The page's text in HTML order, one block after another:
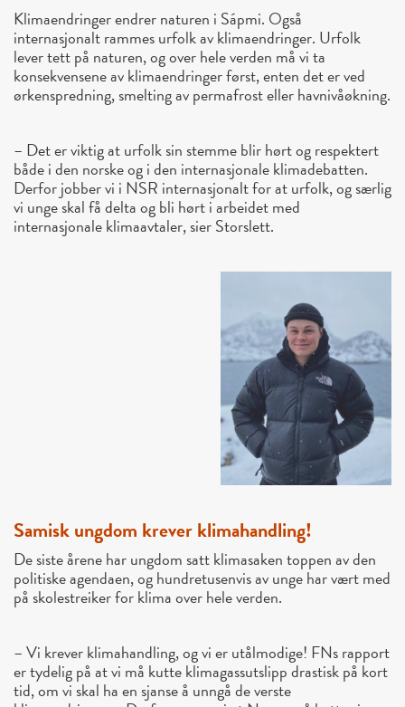
Klimaendringer endrer naturen i Sápmi. Også
internasjonalt rammes urfolk av klimaendringer. Urfolk
lever tett på naturen, og over hele verden må vi ta
konsekvensene av klimaendringer først, enten det er ved
ørkenspredning, smelting av permafrost eller havnivåøkning.
– Det er viktig at urfolk sin stemme blir hørt og respektert
både i den norske og i den internasjonale klimadebatten.
Derfor jobber vi i NSR internasjonalt for at urfolk, og særlig
vi unge skal få delta og bli hørt i arbeidet med
internasjonale klimaavtaler, sier Storslett.
Samisk ungdom krever klimahandling!
De siste årene har ungdom satt klimasaken toppen av den
politiske agendaen, og hundretusenvis av unge har vært med
på skolestreiker for klima over hele verden.
– Vi krever klimahandling, og vi er utålmodige! FNs rapport
er tydelig på at vi må kutte klimagassutslipp drastisk på kort
tid, om vi skal ha en sjanse å unngå de verste